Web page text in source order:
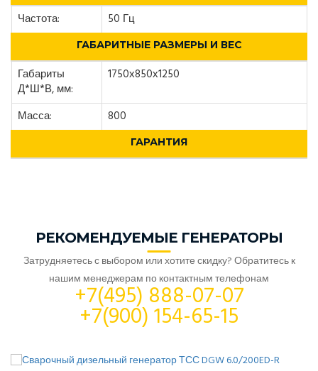
Частота: 50 Гц
ГАБАРИТНЫЕ РАЗМЕРЫ И ВЕС
Габариты
Д*Ш*В, мм:
1750х850х1250
Масса: 800
ГАРАНТИЯ
РЕКОМЕНДУЕМЫЕ ГЕНЕРАТОРЫ
Затрудняетесь с выбором или хотите скидку? Обратитесь к
нашим менеджерам по контактным телефонам
+7(495) 888-07-07
+7(900) 154-65-15